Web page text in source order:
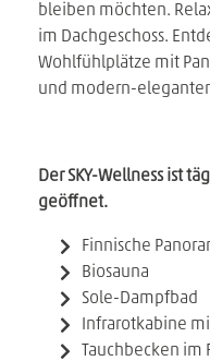
bleiben möchten.
im Dachgeschoss.
Wohlfühlplätze mit
und modern-
Der SKY-Wellness ist
geöffnet.
Finnische
Biosauna
Sole-Dampfbad
Infrarotkabine
Tauchbecken im